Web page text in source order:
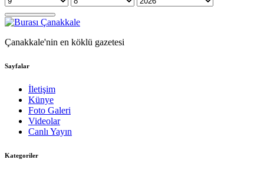
Çanakkale'nin en köklü gazetesi
Sayfalar
İletişim
Künye
Foto Galeri
Videolar
Canlı Yayın
Kategoriler